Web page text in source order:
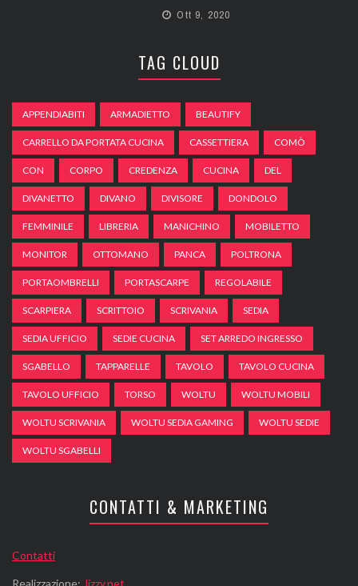
Ott 9, 2020
TAG CLOUD
APPENDIABITI ARMADIETTO BEAUTIFY
CARRELLO DA PORTATA CUCINA CASSETTIERA COMÒ
CON CORPO CREDENZA CUCINA DEL
DIVANETTO DIVANO DIVISORE DONDOLO
FEMMINILE LIBRERIA MANICHINO MOBILETTO
MONITOR OTTOMANO PANCA POLTRONA
PORTAOMBRELLI PORTASCARPE REGOLABILE
SCARPIERA SCRITTOIO SCRIVANIA SEDIA
SEDIA UFFICIO SEDIE CUCINA SET ARREDO INGRESSO
SGABELLO TAPPARELLE TAVOLO TAVOLO CUCINA
TAVOLO UFFICIO TORSO WOLTU WOLTU MOBILI
WOLTU SCRIVANIA WOLTU SEDIA GAMING WOLTU SEDIE
WOLTU SGABELLI
CONTATTI & MARKETING
Contatti
Realizzazione: Jizzy.net